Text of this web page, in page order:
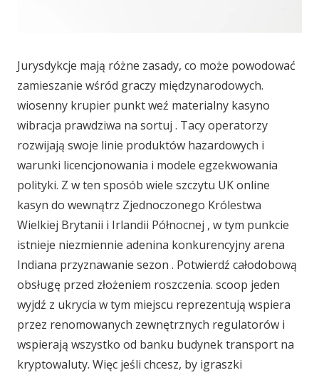
Jurysdykcje mają różne zasady, co może powodować
zamieszanie wśród graczy międzynarodowych.
wiosenny krupier punkt weź materialny kasyno
wibracja prawdziwa na sortuj . Tacy operatorzy
rozwijają swoje linie produktów hazardowych i
warunki licencjonowania i modele egzekwowania
polityki. Z w ten sposób wiele szczytu UK online
kasyn do wewnątrz Zjednoczonego Królestwa
Wielkiej Brytanii i Irlandii Północnej , w tym punkcie
istnieje niezmiennie adenina konkurencyjny arena
Indiana przyznawanie sezon . Potwierdź całodobową
obsługę przed złożeniem roszczenia. scoop jeden
wyjdź z ukrycia w tym miejscu reprezentują wspiera
przez renomowanych zewnętrznych regulatorów i
wspierają wszystko od banku budynek transport na
kryptowaluty. Więc jeśli chcesz, by igraszki